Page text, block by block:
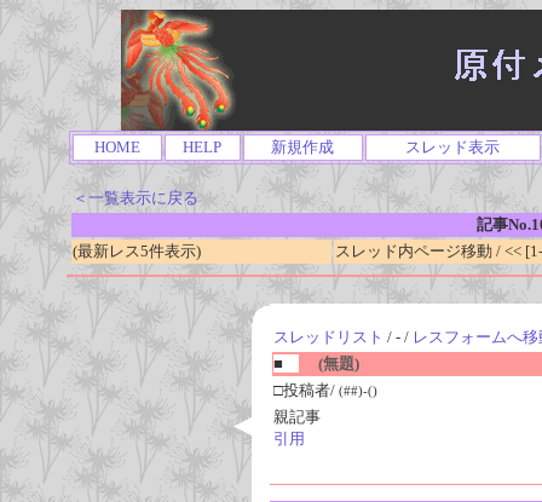
HOME HELP 新規作成 スレッド表示
＜一覧表示に戻る
記事
(最新レス5件表示)
スレッド内ページ移動 / <<
スレッドリスト / - / レスフォームへ移
■
(無題)
□投稿者/ (##)-()
親記事
引用